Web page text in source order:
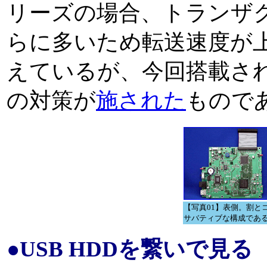
リーズの場合、トラン
らに多いため転送速度が
えているが、今回搭載さ
の対策が施された もので
【写真01】表側。割と
サバティブな構成であ
●USB HDDを繋いで見る